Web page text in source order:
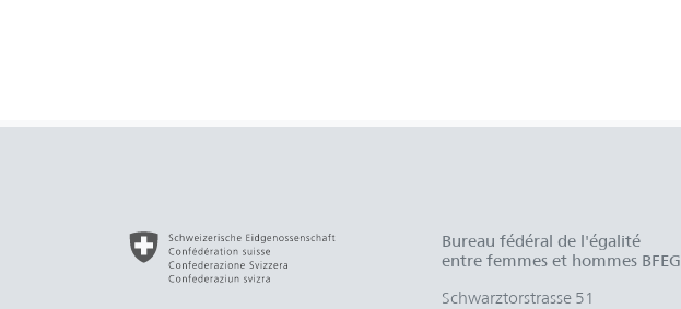
Bureau fédéral de l'égalité
entre femmes et hommes BFEG
Schwarztorstrasse 51